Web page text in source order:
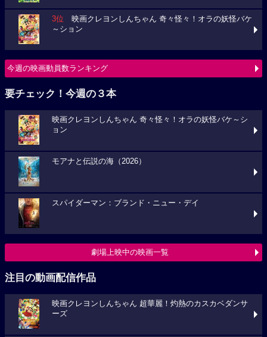
3位 映画クレヨンしんちゃん 奇々怪々！オラの妖怪バケ
～ション
今週の映画動員数ランキング
要チェック！今週の３本
映画クレヨンしんちゃん 奇々怪々！オラの妖怪バケ～シ
ョン
モアナと伝説の海（2026）
スパイダーマン：ブランド・ニュー・デイ
劇場上映中の映画一覧
注目の動画配信作品
映画クレヨンしんちゃん 超華麗！灼熱のカスカベダンサ
ーズ